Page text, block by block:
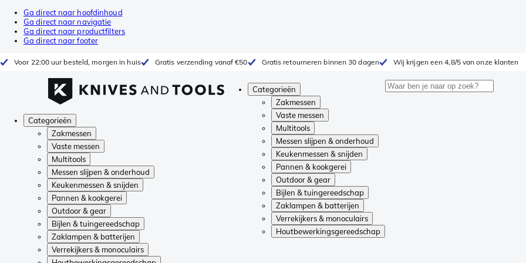
Ga direct naar hoofdinhoud
Ga direct naar navigatie
Ga direct naar productfilters
Ga direct naar footer
Voor 22:00 uur besteld, morgen in huis Gratis verzending vanaf €50 Gratis retourneren binnen 30 dagen Wij krijgen een 4,8/5 van onze klanten
Categorieën
Zakmessen
Vaste messen
Multitools
Messen slijpen & onderhoud
Keukenmessen & snijden
Pannen & kookgerei
Outdoor & gear
Bijlen & tuingereedschap
Zaklampen & batterijen
Verrekijkers & monoculairs
Houtbewerkingsgereedschap
Categorieën
Zakmessen
Vaste messen
Multitools
Messen slijpen & onderhoud
Keukenmessen & snijden
Pannen & kookgerei
Outdoor & gear
Bijlen & tuingereedschap
Zaklampen & batterijen
Verrekijkers & monoculairs